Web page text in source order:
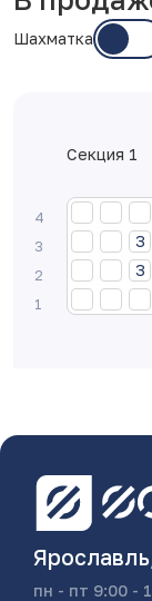
Шахматка
Секция 1
3
3
пн - пт 9:00 -